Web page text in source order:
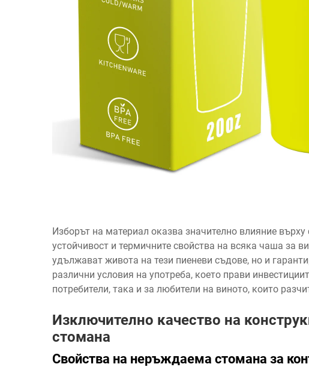
Изборът на материал оказва значително влияние върху
устойчивост и термичните свойства на всяка чаша за
удължават живота на тези пиеневи съдове, но и
различни условия на употреба, което прави
потребители, така и за любители на виното, които
Изключително качество на
стомана
Свойства на неръждаема стомана за